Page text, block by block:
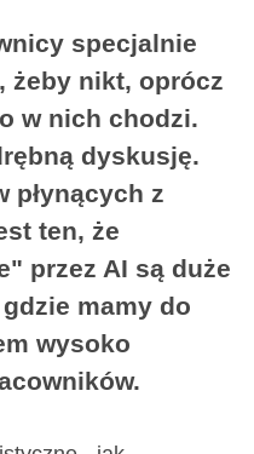
specjalnie
żeby nikt, oprócz
w nich chodzi.
dyskusję.
płynących z
ten, że
przez AI są duże
mamy do
wysoko